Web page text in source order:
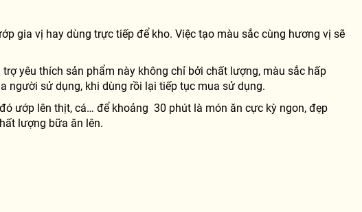
gia vị hay dùng trực tiếp để kho. Việc tạo màu sắc cùng hương vị sẽ
yêu thích sản phẩm này không chỉ bởi chất lượng, màu sắc hấp
người sử dụng, khi dùng rồi lại tiếp tục mua sử dụng.
ướp lên thịt, cá… để khoảng 30 phút là món ăn cực kỳ ngon, đẹp
lượng bữa ăn lên.